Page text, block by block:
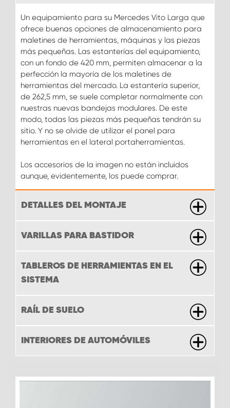
Un equipamiento para su Mercedes Vito Larga que
ofrece buenas opciones de almacenamiento para
maletines de herramientas, máquinas y las piezas
más pequeñas. Las estanterías del equipamiento,
con un fondo de 420 mm, permiten almacenar a la
perfección la mayoría de los maletines de
herramientas del mercado. La estantería superior,
de 262,5 mm, se suele completar normalmente con
nuestras nuevas bandejas modulares. De este
modo, todas las piezas más pequeñas tendrán su
sitio. Y no se olvide de utilizar el panel para
herramientas en el lateral portaherramientas.
Los accesorios de la imagen no están incluidos
aunque, evidentemente, los puede comprar.
DETALLES DEL MONTAJE
VARILLAS PARA BASTIDOR
TABLEROS DE HERRAMIENTAS EN EL
SISTEMA
RAÍL DE SUELO
INTERIORES DE AUTOMÓVILES